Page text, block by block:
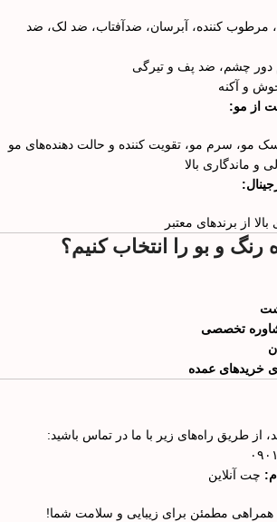
کننده، آبرسان، ضدآفتاب، ضد لک، ضد
چشم، ضد پف و تیرگی
و آکنه
از مو:
مو، سرم مو، تقویت کننده و حالت دهنده‌های مو
و ماندگاری بالا
از برندهای معتبر
رنگ و بو را انتخاب کنیم؟
تخصصی
خریدهای عمده
از طریق راه‌های زیر با ما در تماس باشید:
چت آنلاین
همراهی مطمئن برای زیبایی و سلامت شما!